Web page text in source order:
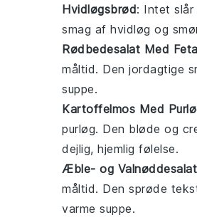
Hvidløgsbrød: Intet slår
smag af hvidløg og
Rødbedesalat Med Feta
måltid. Den jordagtige
suppe.
Kartoffelmos Med
purløg. Den bløde og
dejlig, hjemlig følelse.
Æble- og Valnøddesalat
måltid. Den sprøde
varme suppe.